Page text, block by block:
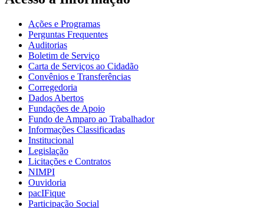
Ações e Programas
Perguntas Frequentes
Auditorias
Boletim de Serviço
Carta de Serviços ao Cidadão
Convênios e Transferências
Corregedoria
Dados Abertos
Fundações de Apoio
Fundo de Amparo ao Trabalhador
Informações Classificadas
Institucional
Legislação
Licitações e Contratos
NIMPI
Ouvidoria
pacIFique
Participação Social